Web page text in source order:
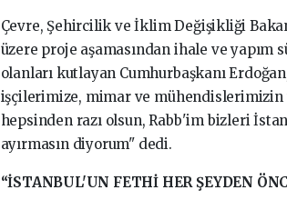
Çevre, Şehircilik ve İklim Değişikliği
üzere proje aşamasından ihale ve yapım
olanları kutlayan Cumhurbaşkanı
işçilerimize, mimar ve mühendislerimizin
hepsinden razı olsun, Rabb'im bizleri
ayırmasın diyorum" dedi.
“İSTANBUL'UN FETHİ HER ŞEYDEN